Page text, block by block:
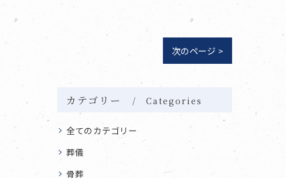
次のページ >
カテゴリー Categories
全てのカテゴリー
葬儀
骨葬